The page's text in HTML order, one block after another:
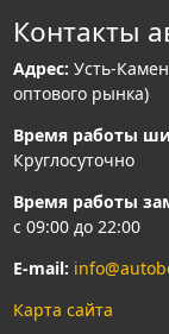
Контакты
Адрес: Усть-
оптового рынка)
Время работы
Круглосуточно
Время работы
с 09:00 до 22:00
E-mail:
Карта сайта